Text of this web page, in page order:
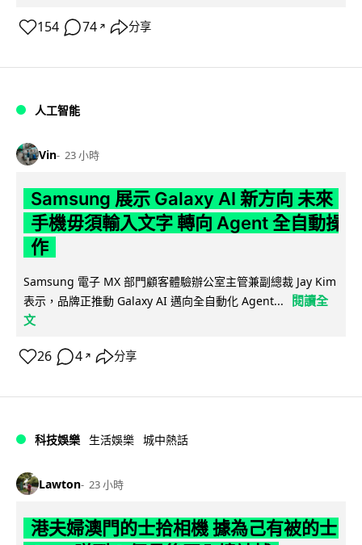
154 74 ↗ 分享
人工智能
Vin 23 小時
Samsung 展示 Galaxy AI 新方向 未來
手機毋須輸入文字 轉向 Agent 全自動操
作
Samsung 電子 MX 部門顧客體驗辦公室主管兼副總裁 Jay Kim
表示，品牌正推動 Galaxy AI 邁向全自動化 Agent...
閱讀全
文
26 4 ↗ 分享
科技娛樂 生活娛樂 城中熱話
Lawton 23 小時
港夫婦澳門的士拾相機 據為己有被的士